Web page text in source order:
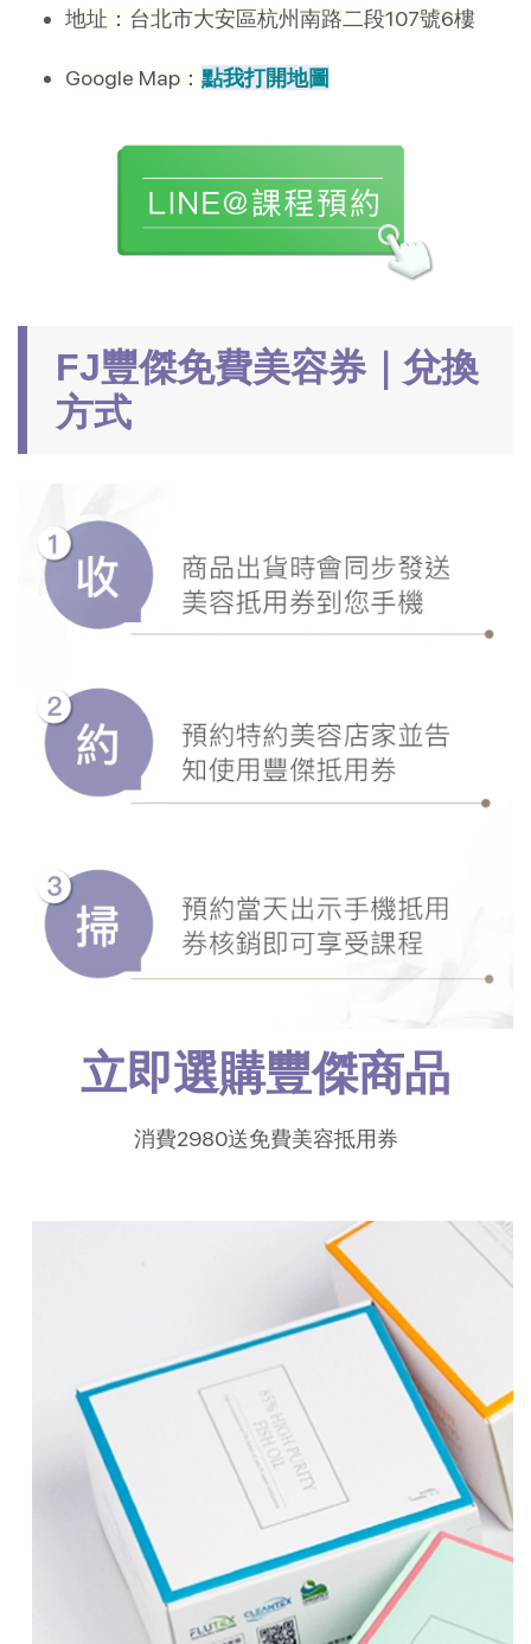
地址：台北市大安區杭州南路二段107號6樓
Google Map： 點我打開地圖
FJ豐傑免費美容券｜兌換
方式
立即選購豐傑商品
消費2980送免費美容抵用券